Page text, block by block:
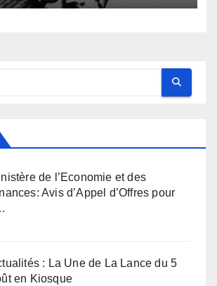
de l’Economie et des
Avis d’Appel d’Offres pour
: La Une de La Lance du 5
en Kiosque